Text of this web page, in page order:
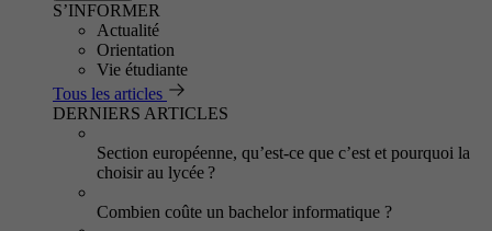
S’INFORMER
Actualité
Orientation
Vie étudiante
Tous les articles
DERNIERS ARTICLES
Section européenne, qu’est-ce que c’est et pourquoi la
choisir au lycée ?
Combien coûte un bachelor informatique ?